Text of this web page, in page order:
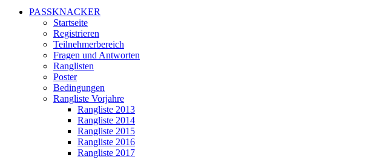
PASSKNACKER
Startseite
Registrieren
Teilnehmerbereich
Fragen und Antworten
Ranglisten
Poster
Bedingungen
Rangliste Vorjahre
Rangliste 2013
Rangliste 2014
Rangliste 2015
Rangliste 2016
Rangliste 2017